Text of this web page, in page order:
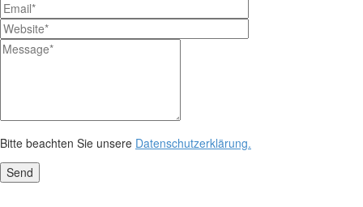
Bitte beachten Sie unsere Datenschutzerklärung.